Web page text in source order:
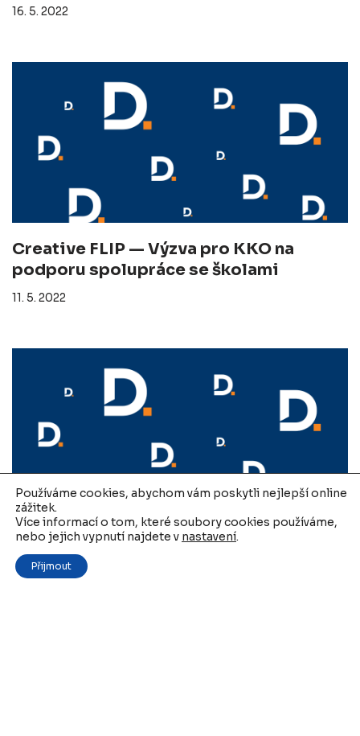
16. 5. 2022
Creative FLIP — Výzva pro KKO na
podporu spolupráce se školami
11. 5. 2022
Program 2022 pro poskytování dotací z
rozpočtu Středočeského kraje ze
Středočeského Fondu cestovního ruchu
Používáme cookies, abychom vám poskytli nejlepší online
zážitek.
Více informací o tom, které soubory cookies používáme,
nebo jejich vypnutí najdete v nastavení.
Přijmout